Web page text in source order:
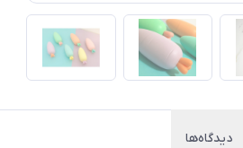
دیدگاه‌ها